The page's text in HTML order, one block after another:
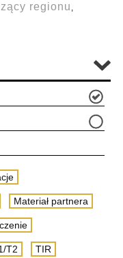
regionu ,
Materiał partnera
T2 TIR